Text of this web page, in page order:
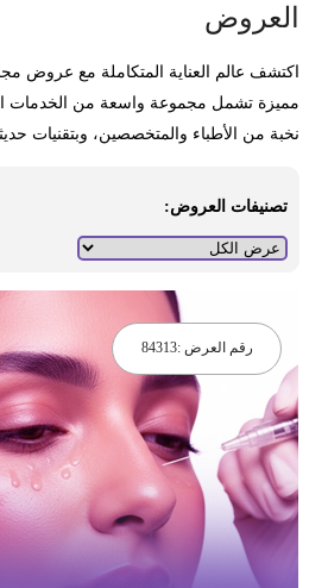
عالم العناية المتكاملة مع عروض
تشمل مجموعة واسعة من الخدمات
من الأطباء والمتخصصين، وبتقنيات حديثة
تصنيفات العروض:
رقم العرض :84313